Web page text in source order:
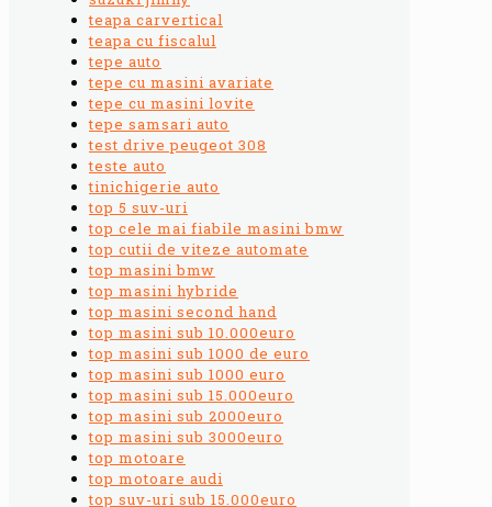
teapa carvertical
teapa cu fiscalul
tepe auto
tepe cu masini avariate
tepe cu masini lovite
tepe samsari auto
test drive peugeot 308
teste auto
tinichigerie auto
top 5 suv-uri
top cele mai fiabile masini bmw
top cutii de viteze automate
top masini bmw
top masini hybride
top masini second hand
top masini sub 10.000euro
top masini sub 1000 de euro
top masini sub 1000 euro
top masini sub 15.000euro
top masini sub 2000euro
top masini sub 3000euro
top motoare
top motoare audi
top suv-uri sub 15.000euro